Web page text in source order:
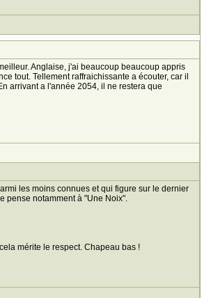
Anglaise, j'ai beaucoup beaucoup appris
tout. Tellement raffraichissante a écouter, car il
arrivant a l'année 2054, il ne restera que
les moins connues et qui figure sur le dernier
pense notamment à "Une Noix".
mérite le respect. Chapeau bas !